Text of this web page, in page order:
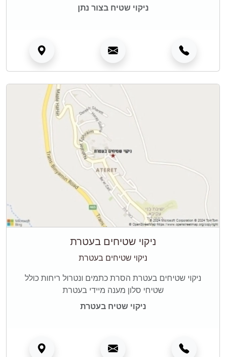
ניקוי שטיח בצור נתן
ניקוי שטיחים בעטרת
ניקוי שטיחים בעטרת
ניקוי שטיחים בעטרת הסרת כתמים ונטרול ריחות כולל
שטיחי סלון מענה מיידי בעטרת
ניקוי שטיח בעטרת